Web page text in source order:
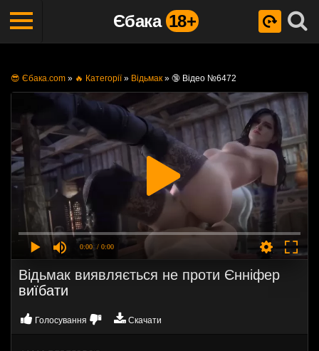
Єбака 18+
😎 Єбака.com » 🔥 Категорії» Відьмак » 🔞 Відео №6472
0:00 / 0:00
Відьмак виявляється не проти Єнніфер
виїбати
Голосування Скачати